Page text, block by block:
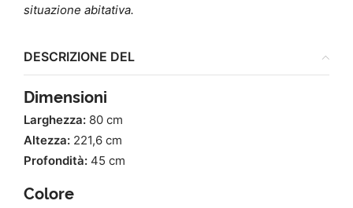
situazione abitativa.
DESCRIZIONE DEL
Dimensioni
Larghezza: 80 cm
Altezza: 221,6 cm
Profondità: 45 cm
Colore